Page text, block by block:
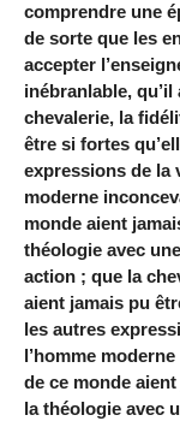
comprendre une
de sorte que les
accepter
inébranlable,
chevalerie, la
être si fortes
expressions de la
moderne
monde aient
théologie avec
action ; que la
aient jamais pu
les autres
l’homme
de ce monde
la théologie avec